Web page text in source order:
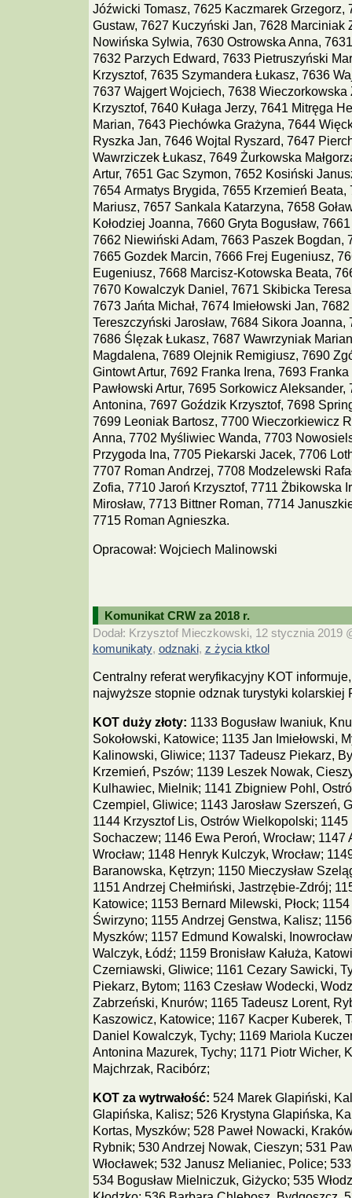
Jóźwicki Tomasz, 7625 Kaczmarek Grzegorz,
Gustaw, 7627 Kuczyński Jan, 7628 Marciniak
Nowińska Sylwia, 7630 Ostrowska Anna,
7632 Parzych Edward, 7633 Pietruszyński
Krzysztof, 7635 Szymandera Łukasz, 7636
7637 Wajgert Wojciech, 7638 Wieczorkowska
Krzysztof, 7640 Kułaga Jerzy, 7641 Mitręga
Marian, 7643 Piechówka Grażyna, 7644
Ryszka Jan, 7646 Wojtal Ryszard, 7647
Wawrziczek Łukasz, 7649 Żurkowska
Artur, 7651 Gac Szymon, 7652 Kosiński
7654 Armatys Brygida, 7655 Krzemień Beata,
Mariusz, 7657 Sankala Katarzyna, 7658
Kołodziej Joanna, 7660 Gryta Bogusław,
7662 Niewiński Adam, 7663 Paszek Bogdan,
7665 Gozdek Marcin, 7666 Frej Eugeniusz,
Eugeniusz, 7668 Marcisz-Kotowska Beata,
7670 Kowalczyk Daniel, 7671 Skibicka
7673 Jańta Michał, 7674 Imiełowski Jan,
Tereszczyński Jarosław, 7684 Sikora Joanna,
7686 Ślęzak Łukasz, 7687 Wawrzyniak
Magdalena, 7689 Olejnik Remigiusz, 7690
Gintowt Artur, 7692 Franka Irena, 7693
Pawłowski Artur, 7695 Sorkowicz Aleksander,
Antonina, 7697 Goździk Krzysztof, 7698
7699 Leoniak Bartosz, 7700 Wieczorkiewicz
Anna, 7702 Myśliwiec Wanda, 7703
Przygoda Ina, 7705 Piekarski Jacek, 7706
7707 Roman Andrzej, 7708 Modzelewski
Zofia, 7710 Jaroń Krzysztof, 7711 Żbikowska
Mirosław, 7713 Bittner Roman, 7714
7715 Roman Agnieszka.
Opracował: Wojciech Malinowski
Komunikat CRW za 2018 r.
Dodał: Krzysztof Mieczkowski, 12 stycznia 2019
komunikaty, odznaki, z życia ktkol
Centralny referat weryfikacyjny KOT
najwyższe stopnie odznak turystyki kolarskiej
KOT duży złoty: 1133 Bogusław Iwaniuk,
Sokołowski, Katowice; 1135 Jan Imiełowski,
Kalinowski, Gliwice; 1137 Tadeusz Piekarz,
Krzemień, Pszów; 1139 Leszek Nowak,
Kulhawiec, Mielnik; 1141 Zbigniew Pohl,
Czempiel, Gliwice; 1143 Jarosław Szerszeń,
1144 Krzysztof Lis, Ostrów Wielkopolski;
Sochaczew; 1146 Ewa Peroń, Wrocław; 1147
Wrocław; 1148 Henryk Kulczyk, Wrocław;
Baranowska, Kętrzyn; 1150 Mieczysław
1151 Andrzej Chełmiński, Jastrzębie-Zdrój;
Katowice; 1153 Bernard Milewski, Płock;
Świrzyno; 1155 Andrzej Genstwa, Kalisz;
Myszków; 1157 Edmund Kowalski,
Walczyk, Łódź; 1159 Bronisław Kałuża,
Czerniawski, Gliwice; 1161 Cezary Sawicki,
Piekarz, Bytom; 1163 Czesław Wodecki,
Zabrzeński, Knurów; 1165 Tadeusz Lorent,
Kaszowicz, Katowice; 1167 Kacper Kuberek,
Daniel Kowalczyk, Tychy; 1169 Mariola
Antonina Mazurek, Tychy; 1171 Piotr Wicher,
Majchrzak, Racibórz;
KOT za wytrwałość: 524 Marek Glapiński,
Glapińska, Kalisz; 526 Krystyna Glapińska,
Kortas, Myszków; 528 Paweł Nowacki,
Rybnik; 530 Andrzej Nowak, Cieszyn; 531
Włocławek; 532 Janusz Melianiec, Police;
534 Bogusław Mielniczuk, Giżycko; 535